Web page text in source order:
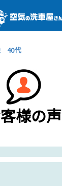
40代
様の声